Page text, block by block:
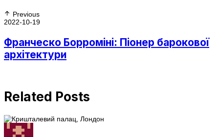
Previous
2022-10-19
Франческо Борроміні: Піонер барокової
архітектури
Related Posts